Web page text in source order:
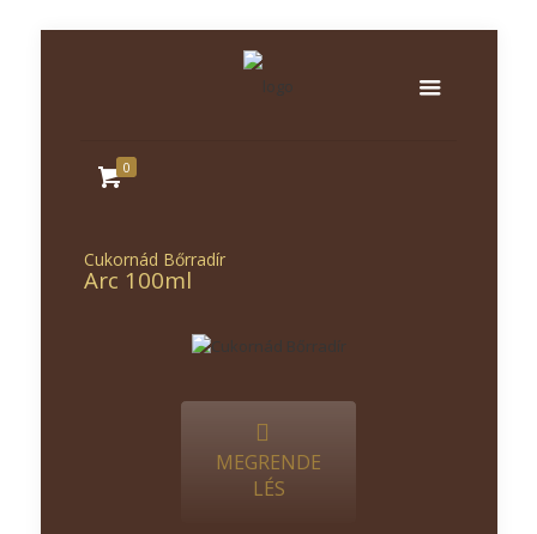
0
Cukornád Bőrradír
Arc 100ml
MEGRENDE
LÉS